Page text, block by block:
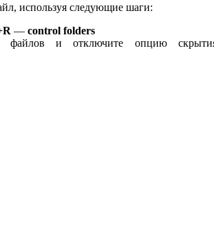
используя следующие шаги:
— control folders
и отключите опцию